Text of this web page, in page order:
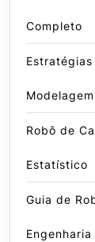
Completo
Modelagem
Robô de
Estatístico
Guia de